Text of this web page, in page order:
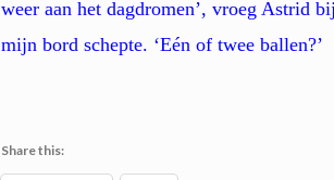
weer aan het dagdromen’, vroeg Astrid
mijn bord schepte. ‘Eén of twee ballen?’
Share this: